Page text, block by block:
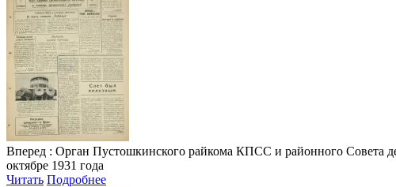
Вперед : Орган Пустошкинского райкома КПСС и районного Совета
октябре 1931 года
Читать Подробнее